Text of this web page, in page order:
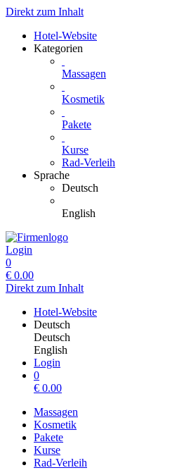
Direkt zum Inhalt
Hotel-Website
Kategorien
Massagen
Kosmetik
Pakete
Kurse
Rad-Verleih
Sprache
Deutsch
English
Login
0
€ 0.00
Direkt zum Inhalt
Hotel-Website
Deutsch
Deutsch
English
Login
0
€ 0.00
Massagen
Kosmetik
Pakete
Kurse
Rad-Verleih